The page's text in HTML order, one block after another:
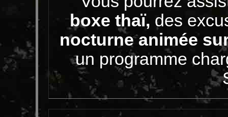
boxe thaï, des
nocturne animée
un programme